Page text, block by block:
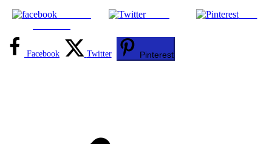
Tweet Save
Facebook Twitter Pinterest